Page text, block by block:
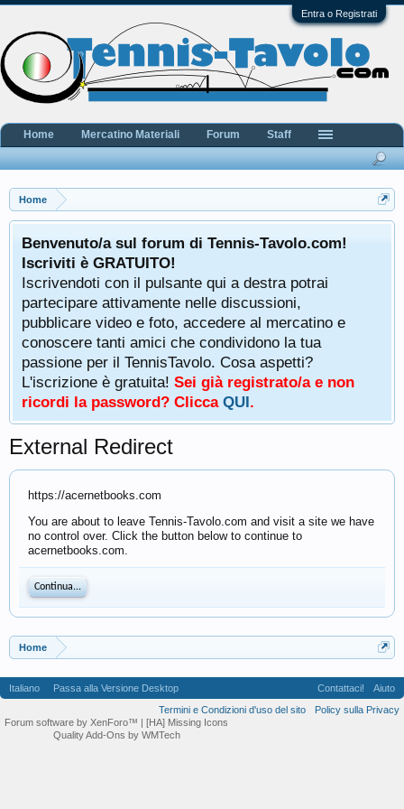
Entra o Registrati
Home
Benvenuto/a sul forum di Tennis-Tavolo.com!
Iscriviti è GRATUITO!
Iscrivendoti con il pulsante qui a destra potrai
partecipare attivamente nelle discussioni,
pubblicare video e foto, accedere al mercatino e
conoscere tanti amici che condividono la tua
passione per il TennisTavolo. Cosa aspetti?
L'iscrizione è gratuita! Sei già registrato/a e non
ricordi la password? Clicca QUI.
External Redirect
https://acernetbooks.com
You are about to leave Tennis-Tavolo.com and visit a site we have
no control over. Click the button below to continue to
acernetbooks.com.
Continua...
Home
Home Mercatino Materiali Forum Staff
Italiano Passa alla Versione Desktop Contattaci!
Aiuto
Termini e Condizioni d'uso del sito
Policy sulla Privacy
Forum software by XenForo™ | [HA] Missing Icons
Quality Add-Ons by WMTech